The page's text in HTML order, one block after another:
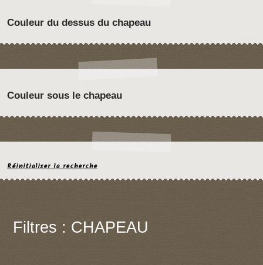
Couleur du dessus du chapeau
Couleur sous le chapeau
Réinitialiser la recherche
Filtres : CHAPEAU